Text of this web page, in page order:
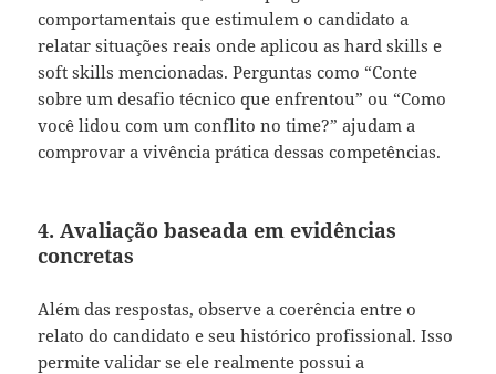
comportamentais que estimulem o candidato a
relatar situações reais onde aplicou as hard skills e
soft skills mencionadas. Perguntas como “Conte
sobre um desafio técnico que enfrentou” ou “Como
você lidou com um conflito no time?” ajudam a
comprovar a vivência prática dessas competências.
4. Avaliação baseada em evidências
concretas
Além das respostas, observe a coerência entre o
relato do candidato e seu histórico profissional. Isso
permite validar se ele realmente possui a